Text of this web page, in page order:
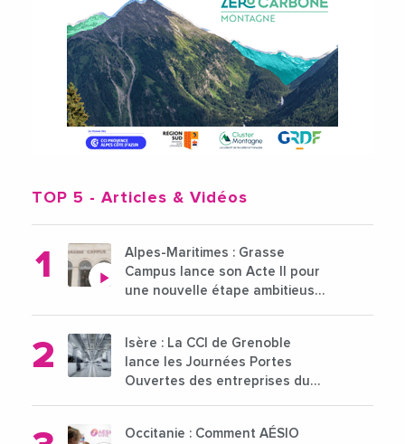
TOP 5 - Articles & Vidéos
Alpes-Maritimes : Grasse
Campus lance son Acte II pour
une nouvelle étape ambitieuse
Isère : La CCI de Grenoble
lance les Journées Portes
Ouvertes des entreprises du
Occitanie : Comment AÉSIO